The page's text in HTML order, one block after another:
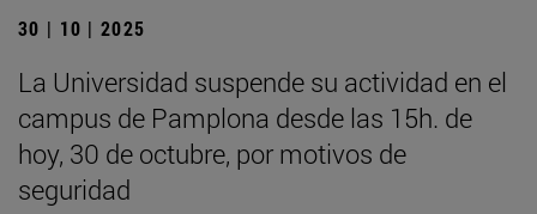
30 | 10 | 2025
La Universidad suspende su actividad en el
campus de Pamplona desde las 15h. de
hoy, 30 de octubre, por motivos de
seguridad